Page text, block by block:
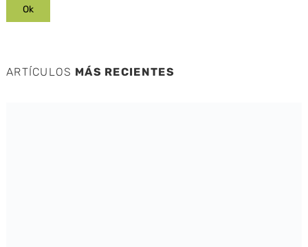
ARTÍCULOS MÁS RECIENTES